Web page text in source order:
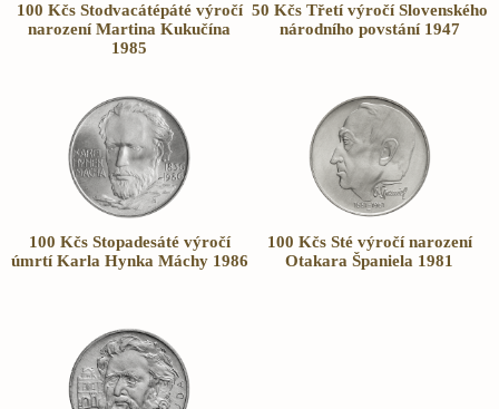
100 Kčs Stodvacátépáté výročí
narození Martina Kukučína
1985
50 Kčs Třetí výročí Slovenského
národního povstání 1947
100 Kčs Stopadesáté výročí
úmrtí Karla Hynka Máchy 1986
100 Kčs Sté výročí narození
Otakara Španiela 1981